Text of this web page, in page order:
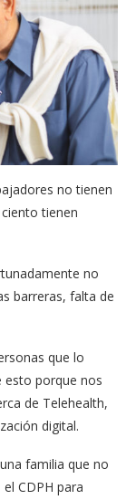
no tienen
tienen
no
barreras, falta de
que lo
esto porque nos
de Telehealth,
digital.
familia que no
CDPH para